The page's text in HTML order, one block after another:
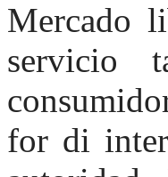
Mercado
servicio
for di